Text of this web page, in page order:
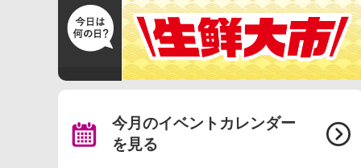
今月のイベントカレンダー
を見る